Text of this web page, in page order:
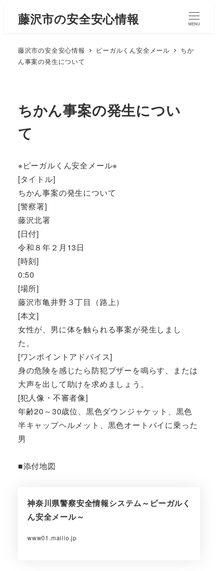
藤沢市の安全安心情報 MENU
藤沢市の安全安心情報 ピーガルくん安全メール
ちか
ん事案の発生について
ちかん事案の発生につい
て
※ピーガルくん安全メール※
[タイトル]
ちかん事案の発生について
[警察署]
藤沢北署
[日付]
令和８年２月13日
[時刻]
0:50
[場所]
藤沢市亀井野３丁目（路上）
[本文]
女性が、男に体を触られる事案が発生しまし
た。
[ワンポイントアドバイス]
身の危険を感じたら防犯ブザーを鳴らす、または
大声を出して助けを求めましょう。
[犯人像・不審者像]
年齢20～30歳位、黒色ダウンジャケット、黒色
半キャップヘルメット、黒色オートバイに乗った
男
■添付地図
神奈川県警察安全情報システム～ピーガルく
ん安全メール～
www01.mailio.jp